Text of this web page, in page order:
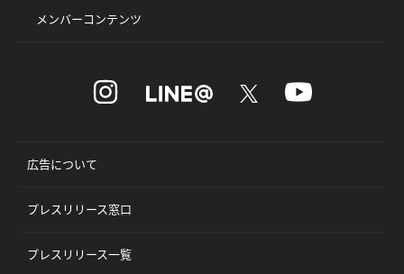
メンバーコンテンツ
広告について
プレスリリース窓口
プレスリリース一覧